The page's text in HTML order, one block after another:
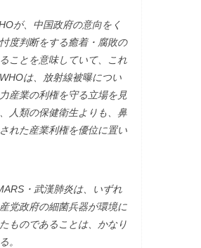
が、中国政府の意向をく
度判断をする癒着・腐敗の
ことを意味していて、これ
は、放射線被曝につい
産業の利権を守る立場を見
人類の保健衛生よりも、鼻
れた産業利権を優位に置い
・武漢肺炎は、いずれ
党政府の細菌兵器が環境に
ものであることは、かなり
。